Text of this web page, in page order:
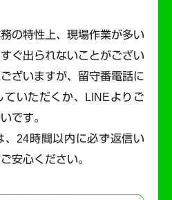
の特性上、現場作業が多い
ぐ出られないことがござい
ざいますが、留守番電話に
ていただくか、LINEよりご
です。
、24時間以内に必ず返信い
安心ください。